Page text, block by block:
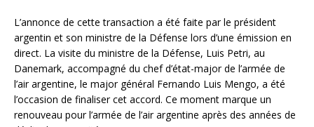
L’annonce de cette transaction a été faite par le président
argentin et son ministre de la Défense lors d’une émission en
direct. La visite du ministre de la Défense, Luis Petri, au
Danemark, accompagné du chef d’état-major de l’armée de
l’air argentine, le major général Fernando Luis Mengo, a été
l’occasion de finaliser cet accord. Ce moment marque un
renouveau pour l’armée de l’air argentine après des années de